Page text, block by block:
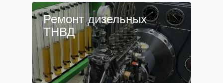
Ремонт дизельных
ТНВД